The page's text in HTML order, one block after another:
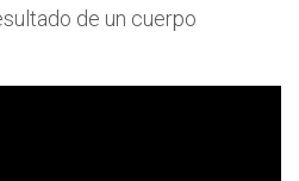
de un cuerpo